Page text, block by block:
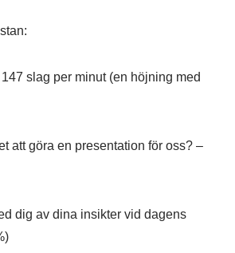
slag per minut (en höjning med
att göra en presentation för oss? –
dig av dina insikter vid dagens